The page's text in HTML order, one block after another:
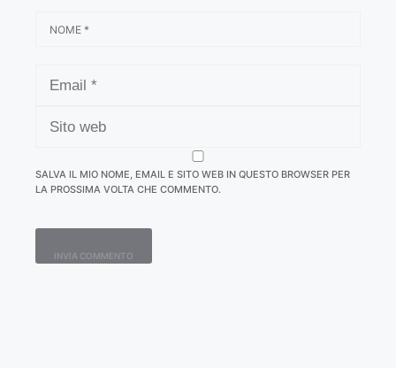
WEB
SALVA IL MIO NOME, EMAIL E SITO WEB IN QUESTO BROWSER PER
LA PROSSIMA VOLTA CHE COMMENTO.